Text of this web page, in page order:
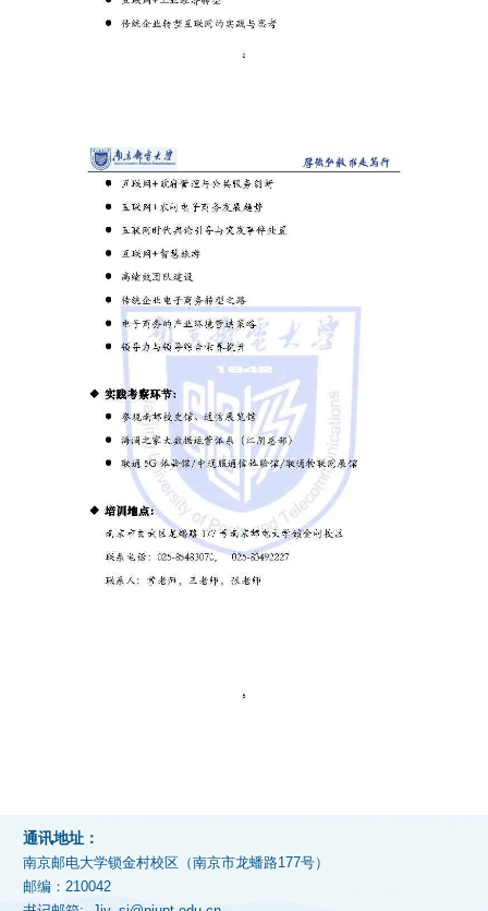
通讯地址：
南京邮电大学锁金村校区（南京市龙蟠路177号）
邮编：210042